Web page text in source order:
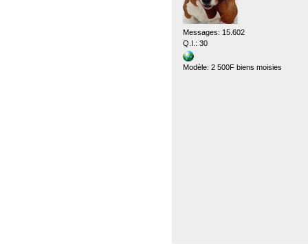
Messages: 15.602
Q.I.: 30
Modèle: 2 500F biens moisies